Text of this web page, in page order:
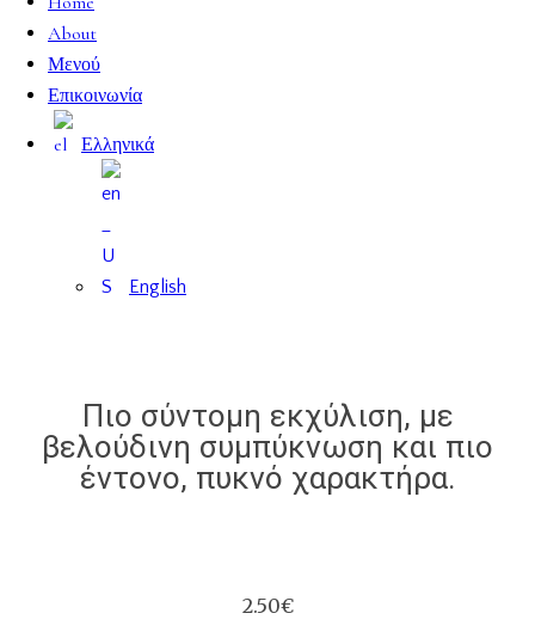
About
Μενού
Επικοινωνία
Ελληνικά
English
Πιο σύντομη εκχύλιση, με
βελούδινη συμπύκνωση και πιο
έντονο, πυκνό χαρακτήρα.
2.50€